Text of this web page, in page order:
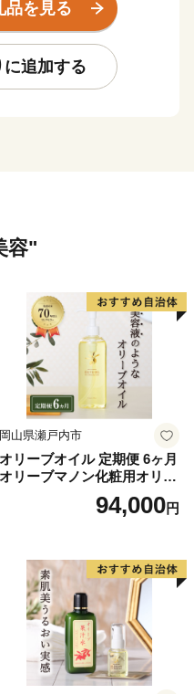
修行の道である「大峯奥
品を見る
追加する
容"
岡山県瀬戸内市
オリーブオイル 定期便 6ヶ月
オリーブマノン化粧用オリー
ブオイル 200ml オリーブ オ
イル 美容 スキンケア 化粧用
94,000円